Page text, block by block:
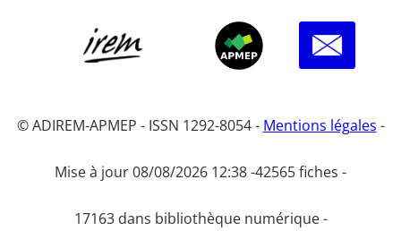
© ADIREM-APMEP - ISSN 1292-8054 - Mentions légales -
Mise à jour 08/08/2026 12:38 -42565 fiches -
17163 dans bibliothèque numérique -